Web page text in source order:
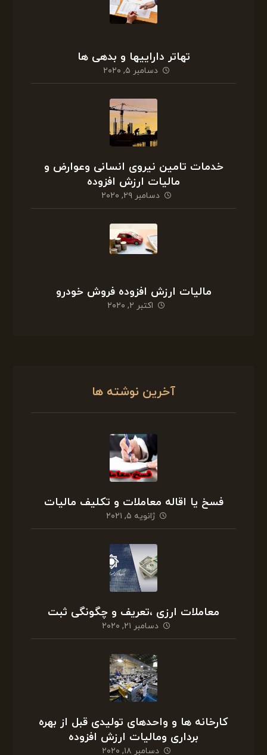
تهاتر داراییها و بدهی ها
دسامبر ۵, ۲۰۲۰
خدمات تامین نیروی انسانی وعوارض و
مالیات ارزش افزوده
دسامبر ۲۹, ۲۰۲۰
مالیات ارزش افزوده فروش خودرو
اکتبر ۲, ۲۰۲۰
آخرین نوشته ها
فسخ یا اقاله معاملات و تکلیف مالیات
ژانویه ۵, ۲۰۲۱
معاملات ارزی ،تعریف و چگونگی ثبت
دسامبر ۲۱, ۲۰۲۰
کارخانه ها و واحدهای تولیدی قبل از بهره
برداری ومالیات ارزش افزوده
دسامبر ۱۸, ۲۰۲۰